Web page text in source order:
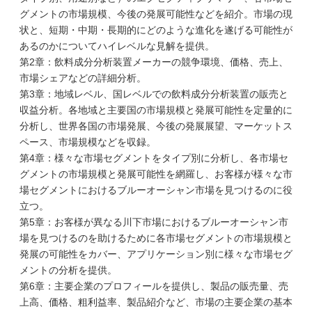
グメントの市場規模、今後の発展可能性などを紹介。市場の現
状と、短期・中期・長期的にどのような進化を遂げる可能性が
あるのかについてハイレベルな見解を提供。
第2章：飲料成分分析装置メーカーの競争環境、価格、売上、
市場シェアなどの詳細分析。
第3章：地域レベル、国レベルでの飲料成分分析装置の販売と
収益分析。各地域と主要国の市場規模と発展可能性を定量的に
分析し、世界各国の市場発展、今後の発展展望、マーケットス
ペース、市場規模などを収録。
第4章：様々な市場セグメントをタイプ別に分析し、各市場セ
グメントの市場規模と発展可能性を網羅し、お客様が様々な市
場セグメントにおけるブルーオーシャン市場を見つけるのに役
立つ。
第5章：お客様が異なる川下市場におけるブルーオーシャン市
場を見つけるのを助けるために各市場セグメントの市場規模と
発展の可能性をカバー、アプリケーション別に様々な市場セグ
メントの分析を提供。
第6章：主要企業のプロフィールを提供し、製品の販売量、売
上高、価格、粗利益率、製品紹介など、市場の主要企業の基本